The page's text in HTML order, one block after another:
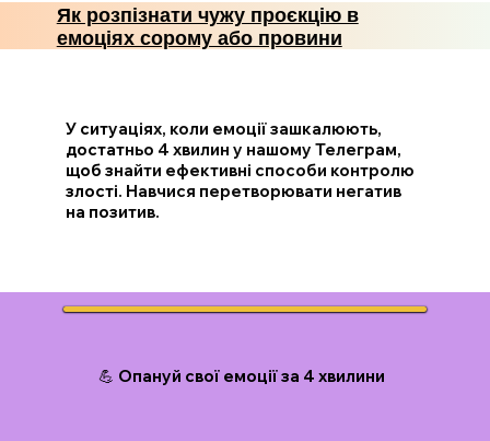
Як розпізнати чужу проєкцію в
емоціях сорому або провини
У ситуаціях, коли емоції зашкалюють,
достатньо 4 хвилин у нашому Телеграм,
щоб знайти ефективні способи контролю
злості. Навчися перетворювати негатив
на позитив.
💪 Опануй свої емоції за 4 хвилини